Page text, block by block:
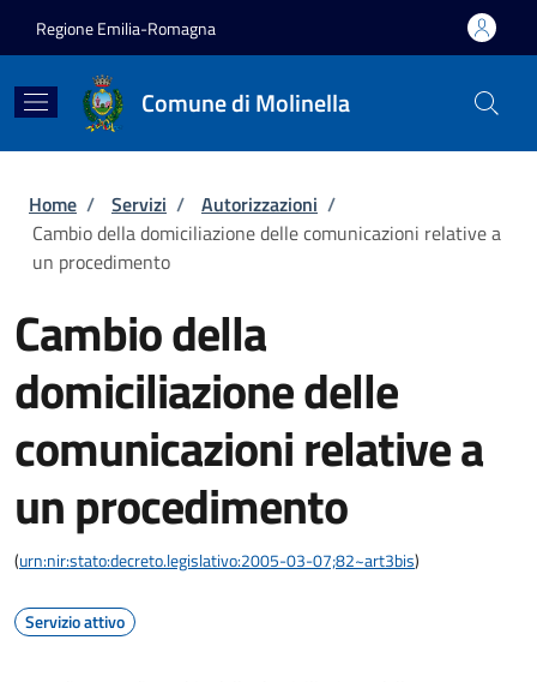
Regione Emilia-Romagna
Comune di Molinella
Briciole di pane
Home / Servizi / Autorizzazioni /
Cambio della domiciliazione delle comunicazioni relative a
un procedimento
Cambio della
domiciliazione delle
comunicazioni relative a
un procedimento
(urn:nir:stato:decreto.legislativo:2005-03-07;82~art3bis)
Servizio attivo